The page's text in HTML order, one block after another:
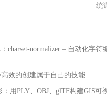
统
charset-normalizer – 自动化字符
高效的创建属于自己的技能
：用PLY、OBJ、glTF构建GIS可